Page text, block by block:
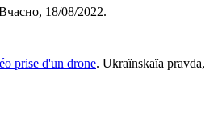
18/08/2022.
prise d'un drone. Ukraïnskaïa pravda,